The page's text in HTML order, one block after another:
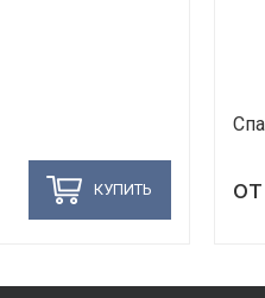
КУПИТЬ